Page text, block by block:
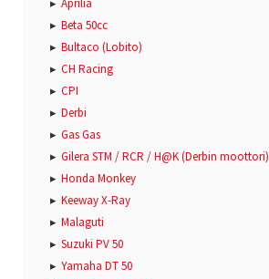
Aprilia
Beta 50cc
Bultaco (Lobito)
CH Racing
CPI
Derbi
Gas Gas
Gilera STM / RCR / H@K (Derbin moottori)
Honda Monkey
Keeway X-Ray
Malaguti
Suzuki PV 50
Yamaha DT 50